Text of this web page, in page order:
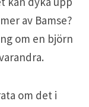
av Bamse?
om en björn
om det i